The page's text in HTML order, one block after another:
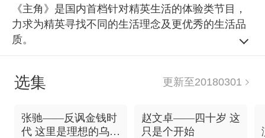
《主角》是国内首档针对精英生活的体验类节目，
力求为精英寻找不同的生活理念及更优秀的生活品
质。
更新至20180301
选集
张驰——反讽金钱时
代 这里是理想的乌托
赵文卓——四十岁 这
只是个开始